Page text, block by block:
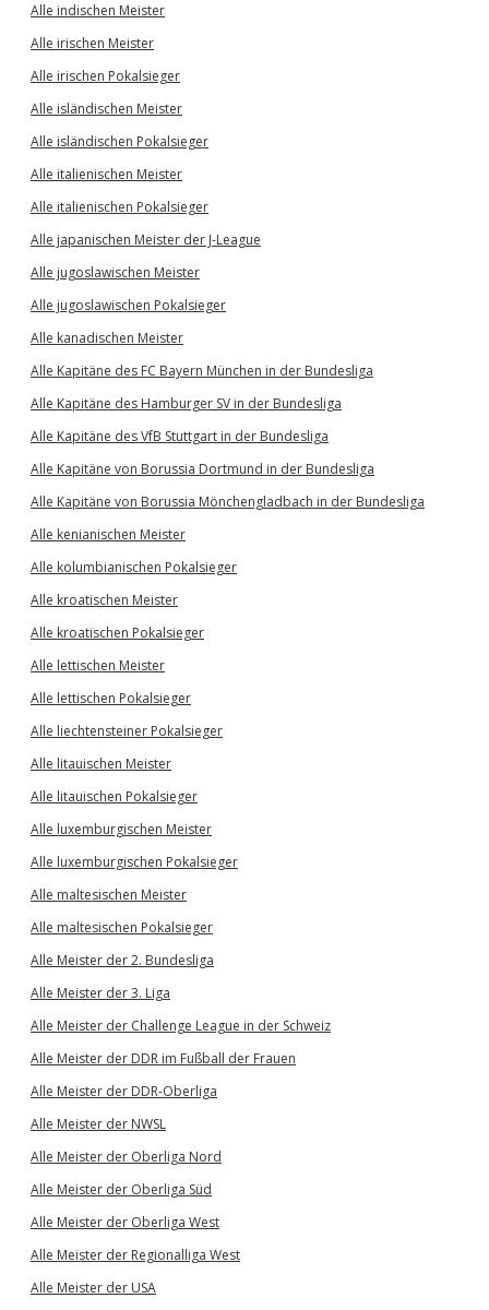
Alle indischen Meister
Alle irischen Meister
Alle irischen Pokalsieger
Alle isländischen Meister
Alle isländischen Pokalsieger
Alle italienischen Meister
Alle italienischen Pokalsieger
Alle japanischen Meister der J-League
Alle jugoslawischen Meister
Alle jugoslawischen Pokalsieger
Alle kanadischen Meister
Alle Kapitäne des FC Bayern München in der Bundesliga
Alle Kapitäne des Hamburger SV in der Bundesliga
Alle Kapitäne des VfB Stuttgart in der Bundesliga
Alle Kapitäne von Borussia Dortmund in der Bundesliga
Alle Kapitäne von Borussia Mönchengladbach in der Bundesliga
Alle kenianischen Meister
Alle kolumbianischen Pokalsieger
Alle kroatischen Meister
Alle kroatischen Pokalsieger
Alle lettischen Meister
Alle lettischen Pokalsieger
Alle liechtensteiner Pokalsieger
Alle litauischen Meister
Alle litauischen Pokalsieger
Alle luxemburgischen Meister
Alle luxemburgischen Pokalsieger
Alle maltesischen Meister
Alle maltesischen Pokalsieger
Alle Meister der 2. Bundesliga
Alle Meister der 3. Liga
Alle Meister der Challenge League in der Schweiz
Alle Meister der DDR im Fußball der Frauen
Alle Meister der DDR-Oberliga
Alle Meister der NWSL
Alle Meister der Oberliga Nord
Alle Meister der Oberliga Süd
Alle Meister der Oberliga West
Alle Meister der Regionalliga West
Alle Meister der USA